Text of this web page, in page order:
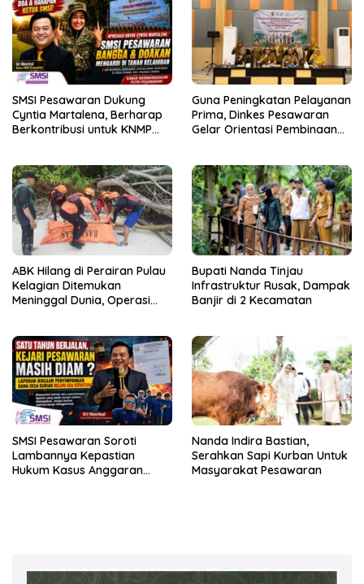
SMSI Pesawaran Dukung
Cyntia Martalena, Berharap
Berkontribusi untuk KNMP
Guna Peningkatan Pelayanan
Prima, Dinkes Pesawaran
Gelar Orientasi Pembinaan
ABK Hilang di Perairan Pulau
Kelagian Ditemukan
Meninggal Dunia, Operasi
Bupati Nanda Tinjau
Infrastruktur Rusak, Dampak
Banjir di 2 Kecamatan
SMSI Pesawaran Soroti
Lambannya Kepastian
Hukum Kasus Anggaran
Nanda Indira Bastian,
Serahkan Sapi Kurban Untuk
Masyarakat Pesawaran